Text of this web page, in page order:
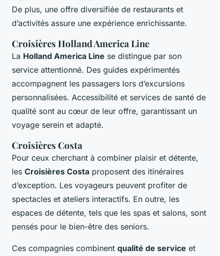
De plus, une offre diversifiée de restaurants et
d’activités assure une expérience enrichissante.
Croisières Holland America Line
La Holland America Line se distingue par son
service attentionné. Des guides expérimentés
accompagnent les passagers lors d’excursions
personnalisées. Accessibilité et services de santé de
qualité sont au cœur de leur offre, garantissant un
voyage serein et adapté.
Croisières Costa
Pour ceux cherchant à combiner plaisir et détente,
les Croisières Costa proposent des itinéraires
d’exception. Les voyageurs peuvent profiter de
spectacles et ateliers interactifs. En outre, les
espaces de détente, tels que les spas et salons, sont
pensés pour le bien-être des seniors.
Ces compagnies combinent qualité de service et